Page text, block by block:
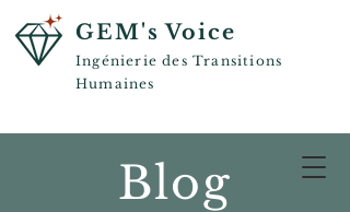
GEM's Voice
Ingénierie des Transitions
Humaines
Blog